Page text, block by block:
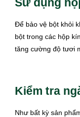
Để bảo vệ bột khỏi
bột trong các hộp
tăng cường độ tươi
Kiểm tra
Như bất kỳ sản